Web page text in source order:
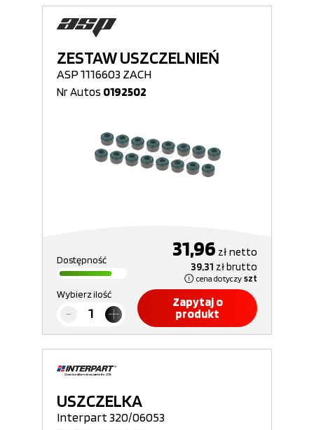
ZESTAW USZCZELNIEŃ
ASP 1116603 ZACH
Nr Autos 0192502
Dostępność 31,96 złnetto
39,31 złbrutto
cena dotyczy szt
Wybierz ilość
Zapytaj o
produkt
USZCZELKA
Interpart 320/06053